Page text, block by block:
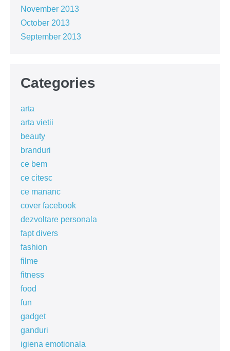
November 2013
October 2013
September 2013
Categories
arta
arta vietii
beauty
branduri
ce bem
ce citesc
ce mananc
cover facebook
dezvoltare personala
fapt divers
fashion
filme
fitness
food
fun
gadget
ganduri
igiena emotionala